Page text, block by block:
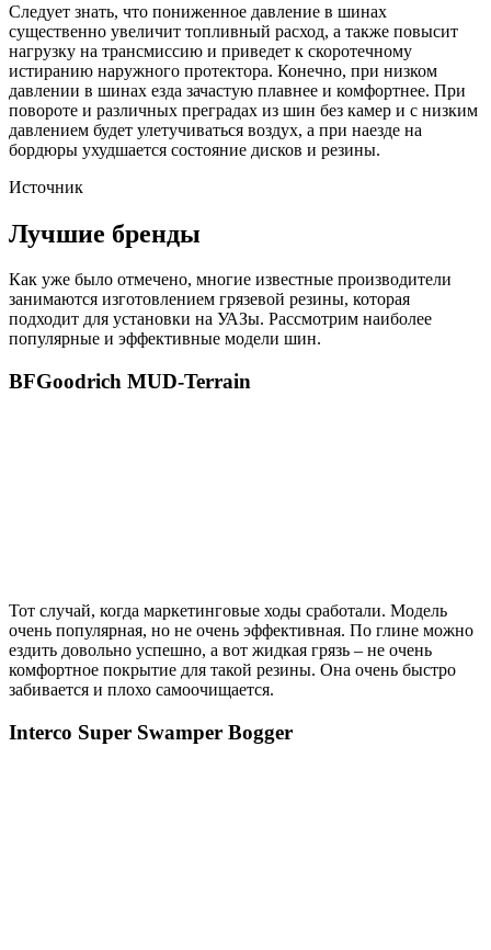
Следует знать, что пониженное давление в шинах
существенно увеличит топливный расход, а также повысит
нагрузку на трансмиссию и приведет к скоротечному
истиранию наружного протектора. Конечно, при низком
давлении в шинах езда зачастую плавнее и комфортнее. При
повороте и различных преградах из шин без камер и с низким
давлением будет улетучиваться воздух, а при наезде на
бордюры ухудшается состояние дисков и резины.
Источник
Лучшие бренды
Как уже было отмечено, многие известные производители
занимаются изготовлением грязевой резины, которая
подходит для установки на УАЗы. Рассмотрим наиболее
популярные и эффективные модели шин.
BFGoodrich MUD-Terrain
Тот случай, когда маркетинговые ходы сработали. Модель
очень популярная, но не очень эффективная. По глине можно
ездить довольно успешно, а вот жидкая грязь – не очень
комфортное покрытие для такой резины. Она очень быстро
забивается и плохо самоочищается.
Interco Super Swamper Bogger